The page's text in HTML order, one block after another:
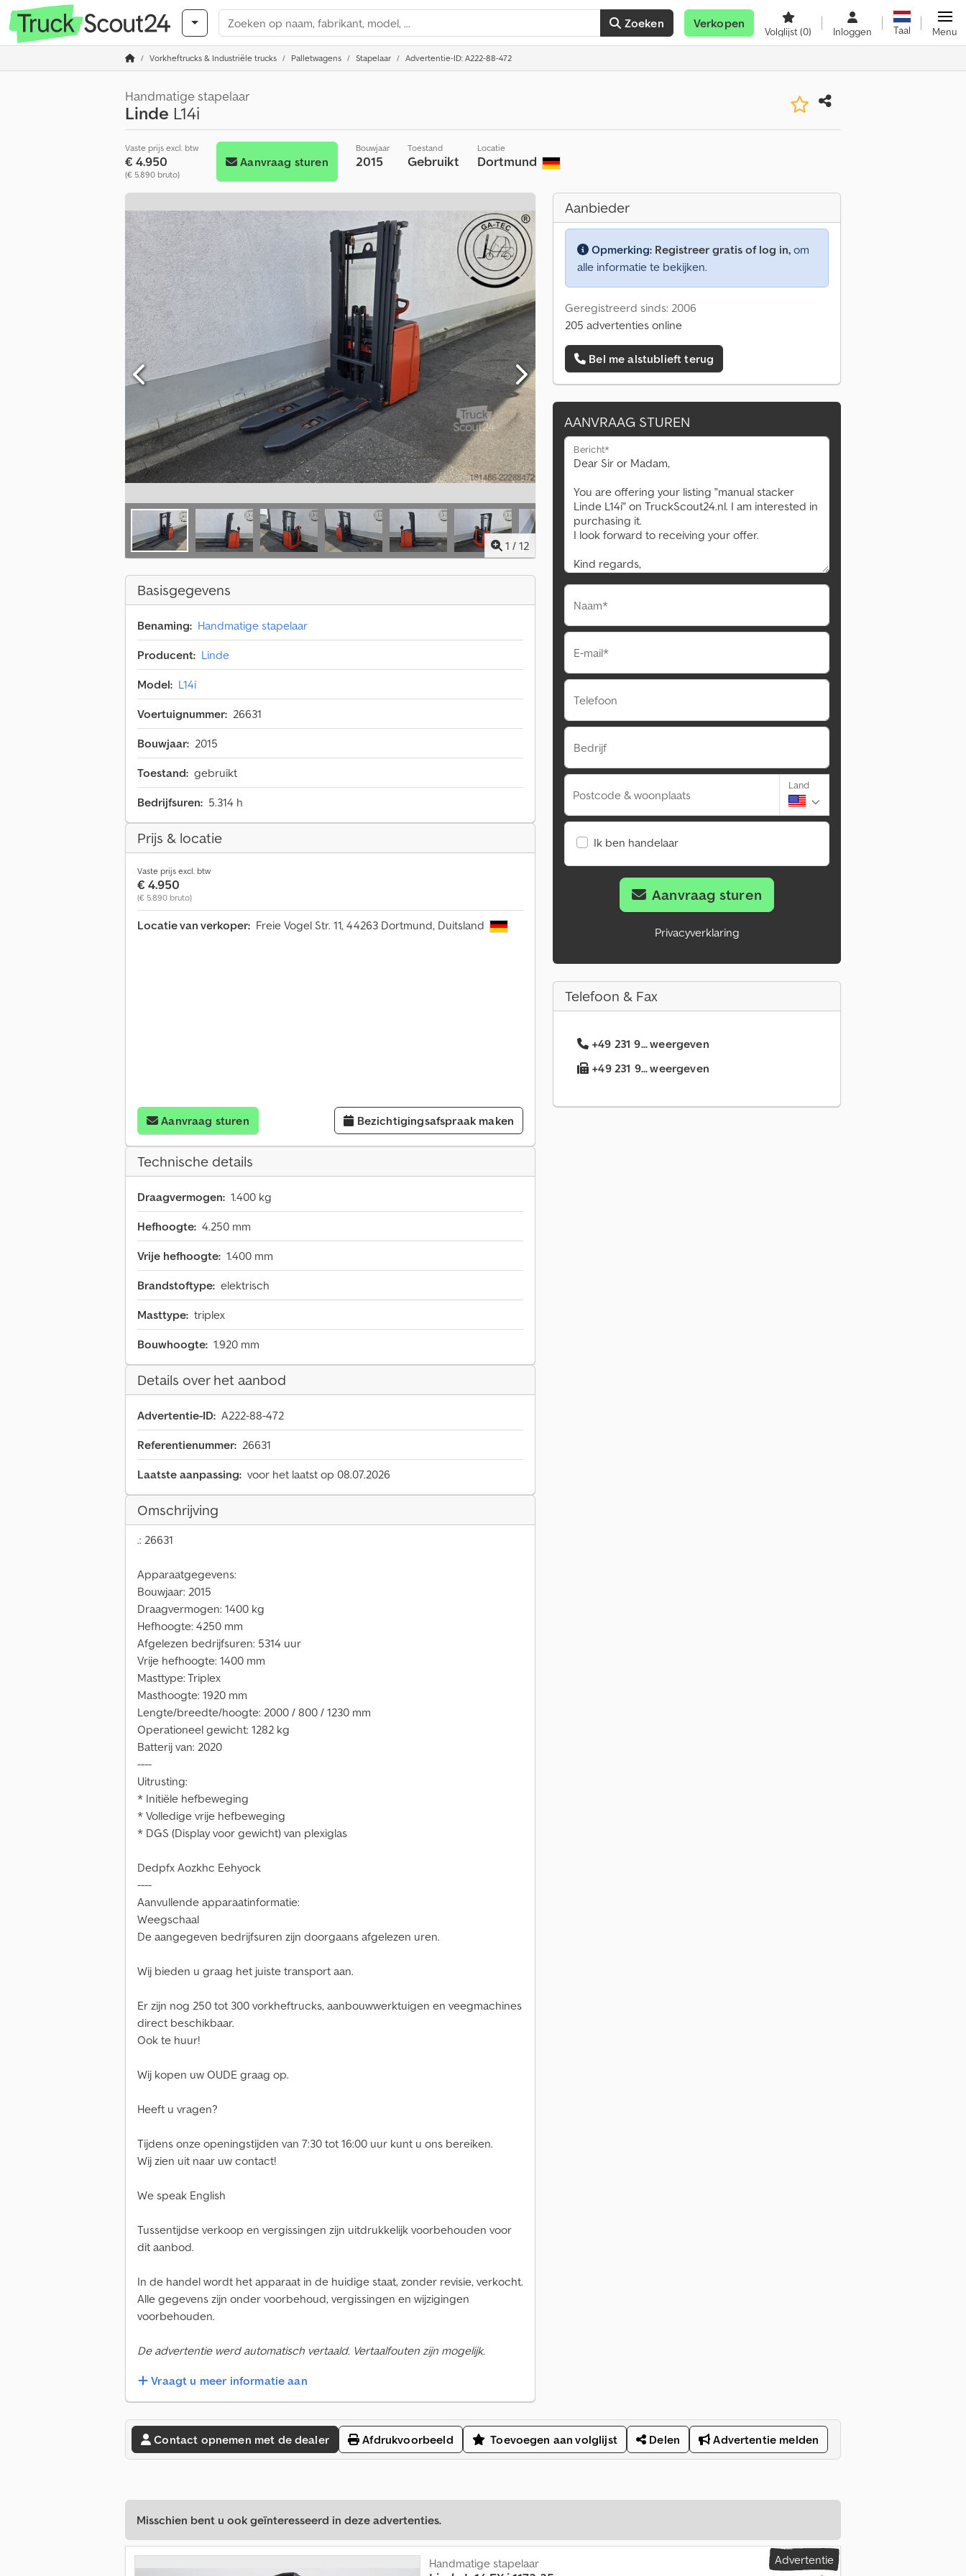
Zoeken Verkopen
Volglijst(0) Inloggen Taal Menu
Vorkheftrucks & Industriële trucks Palletwagens Stapelaar Advertentie-ID: A222-88-472
Handmatige stapelaar
Linde L14i
Vaste prijs excl. btw
€ 4.950
(€ 5.890 bruto)
Aanvraag sturen
Bouwjaar
2015
Toestand
Gebruikt
Locatie
Dortmund
1 / 12
Basisgegevens
Benaming: Handmatige stapelaar
Producent: Linde
Model: L14i
Voertuignummer: 26631
Bouwjaar: 2015
Toestand: gebruikt
Bedrijfsuren: 5.314 h
Prijs & locatie
Vaste prijs excl. btw
€ 4.950
(€ 5.890 bruto)
Locatie van verkoper: Freie Vogel Str. 11, 44263 Dortmund, Duitsland
Aanvraag sturen Bezichtigingsafspraak maken
Technische details
Draagvermogen: 1.400 kg
Hefhoogte: 4.250 mm
Vrije hefhoogte: 1.400 mm
Brandstoftype: elektrisch
Masttype: triplex
Bouwhoogte: 1.920 mm
Details over het aanbod
Advertentie-ID: A222-88-472
Referentienummer: 26631
Laatste aanpassing: voor het laatst op 08.07.2026
Omschrijving
.: 26631
Apparaatgegevens:
Bouwjaar: 2015
Draagvermogen: 1400 kg
Hefhoogte: 4250 mm
Afgelezen bedrijfsuren: 5314 uur
Vrije hefhoogte: 1400 mm
Masttype: Triplex
Masthoogte: 1920 mm
Lengte/breedte/hoogte: 2000 / 800 / 1230 mm
Operationeel gewicht: 1282 kg
Batterij van: 2020
----
Uitrusting:
* Initiële hefbeweging
* Volledige vrije hefbeweging
* DGS (Display voor gewicht) van plexiglas
Dedpfx Aozkhc Eehyock
----
Aanvullende apparaatinformatie:
Weegschaal
De aangegeven bedrijfsuren zijn doorgaans afgelezen uren.
Wij bieden u graag het juiste transport aan.
Er zijn nog 250 tot 300 vorkheftrucks, aanbouwwerktuigen en veegmachines
direct beschikbaar.
Ook te huur!
Wij kopen uw OUDE graag op.
Heeft u vragen?
Tijdens onze openingstijden van 7:30 tot 16:00 uur kunt u ons bereiken.
Wij zien uit naar uw contact!
We speak English
Tussentijdse verkoop en vergissingen zijn uitdrukkelijk voorbehouden voor
dit aanbod.
In de handel wordt het apparaat in de huidige staat, zonder revisie, verkocht.
Alle gegevens zijn onder voorbehoud, vergissingen en wijzigingen
voorbehouden.
De advertentie werd automatisch vertaald. Vertaalfouten zijn mogelijk.
Vraagt u meer informatie aan
Aanbieder
Opmerking: Registreer gratis of log in, om
alle informatie te bekijken.
Geregistreerd sinds: 2006
205 advertenties online
Bel me alstublieft terug
AANVRAAG STUREN
Bericht*
Naam*
E-mail*
Telefoon
Bedrijf
Postcode & woonplaats
Land
Ik ben handelaar
Aanvraag sturen
Privacyverklaring
Telefoon & Fax
+49 231 9... weergeven
+49 231 9... weergeven
Contact opnemen met de dealer Afdrukvoorbeeld Toevoegen aan volglijst Delen Advertentie melden
Misschien bent u ook geïnteresseerd in deze advertenties.
Advertentie
Handmatige stapelaar